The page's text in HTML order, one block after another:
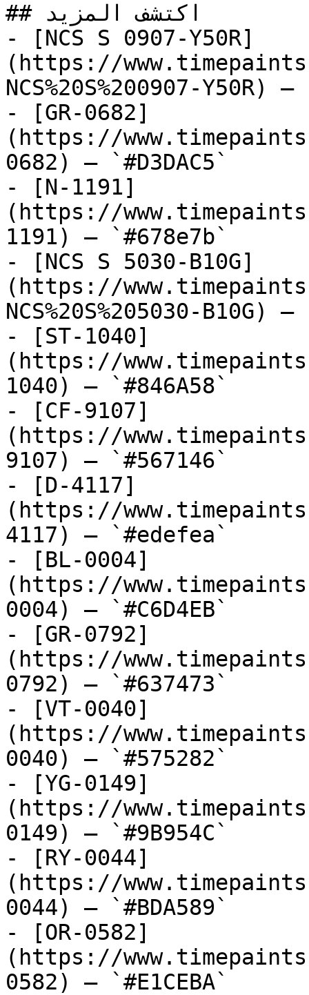
## اكتشف المزيد
- [NCS S 0907-Y50R]
(https://
NCS%20S%200907-Y50R)
- [GR-0682]
(https://
0682) — `#D3DAC5`
- [N-1191]
(https://
1191) — `#678e7b`
- [NCS S 5030-B10G]
(https://
NCS%20S%205030-B10G)
- [ST-1040]
(https://
1040) — `#846A58`
- [CF-9107]
(https://
9107) — `#567146`
- [D-4117]
(https://
4117) — `#edefea`
- [BL-0004]
(https://
0004) — `#C6D4EB`
- [GR-0792]
(https://
0792) — `#637473`
- [VT-0040]
(https://
0040) — `#575282`
- [YG-0149]
(https://
0149) — `#9B954C`
- [RY-0044]
(https://
0044) — `#BDA589`
- [OR-0582]
(https://
0582) — `#E1CEBA`